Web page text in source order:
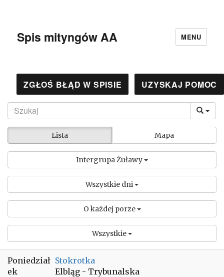
Spis mityngów AA MENU
ZGŁOŚ BŁĄD W SPISIE UZYSKAJ POMOC
Lista Mapa
Intergrupa Żuławy
Wszystkie dni
O każdej porze
Wszystkie
Poniedział
ek
Stokrotka
Elbląg - Trybunalska